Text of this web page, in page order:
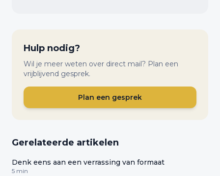
Hulp nodig?
Wil je meer weten over direct mail? Plan een
vrijblijvend gesprek.
Plan een gesprek
Gerelateerde artikelen
Denk eens aan een verrassing van formaat
5 min